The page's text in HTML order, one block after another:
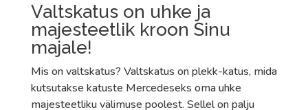
Valtskatus on uhke ja
majesteetlik kroon Sinu
majale!
Mis on valtskatus? Valtskatus on plekk-katus, mida
kutsutakse katuste Mercedeseks oma uhke
majesteetliku välimuse poolest. Sellel on palju